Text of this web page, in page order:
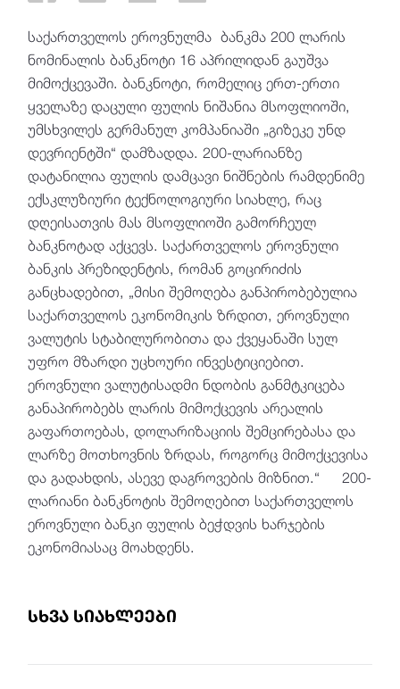
საქართველოს ეროვნულმა ბანკმა 200 ლარის
ნომინალის ბანკნოტი 16 აპრილიდან გაუშვა
მიმოქცევაში. ბანკნოტი, რომელიც ერთ-ერთი
ყველაზე დაცული ფულის ნიშანია მსოფლიოში,
უმსხვილეს გერმანულ კომპანიაში „გიზეკე უნდ
დევრიენტში“ დამზადდა. 200-ლარიანზე
დატანილია ფულის დამცავი ნიშნების რამდენიმე
ექსკლუზიური ტექნოლოგიური სიახლე, რაც
დღეისათვის მას მსოფლიოში გამორჩეულ
ბანკნოტად აქცევს. საქართველოს ეროვნული
ბანკის პრეზიდენტის, რომან გოცირიძის
განცხადებით, „მისი შემოღება განპირობებულია
საქართველოს ეკონომიკის ზრდით, ეროვნული
ვალუტის სტაბილურობითა და ქვეყანაში სულ
უფრო მზარდი უცხოური ინვესტიციებით.
ეროვნული ვალუტისადმი ნდობის განმტკიცება
განაპირობებს ლარის მიმოქცევის არეალის
გაფართოებას, დოლარიზაციის შემცირებასა და
ლარზე მოთხოვნის ზრდას, როგორც მიმოქცევისა
და გადახდის, ასევე დაგროვების მიზნით.“ 200-
ლარიანი ბანკნოტის შემოღებით საქართველოს
ეროვნული ბანკი ფულის ბეჭდვის ხარჯების
ეკონომიასაც მოახდენს.
სხვა სიახლეები